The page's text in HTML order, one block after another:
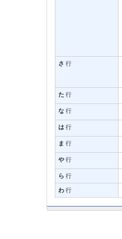
さ 行
た 行
な行
は行
ま 行
や行
ら 行
わ行